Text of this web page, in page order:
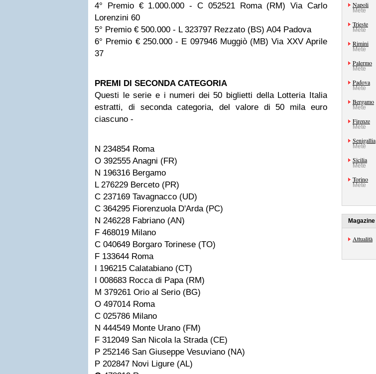
4° Premio € 1.000.000 - C 052521 Roma (RM) Via Carlo
Lorenzini 60
5° Premio € 500.000 - L 323797 Rezzato (BS) A04 Padova
6° Premio € 250.000 - E 097946 Muggiò (MB) Via XXV Aprile
37
PREMI DI SECONDA CATEGORIA
Questi le serie e i numeri dei 50 biglietti della Lotteria Italia
estratti, di seconda categoria, del valore di 50 mila euro
ciascuno -
N 234854 Roma
O 392555 Anagni (FR)
N 196316 Bergamo
L 276229 Berceto (PR)
C 237169 Tavagnacco (UD)
C 364295 Fiorenzuola D'Arda (PC)
N 246228 Fabriano (AN)
F 468019 Milano
C 040649 Borgaro Torinese (TO)
F 133644 Roma
I 196215 Calatabiano (CT)
I 008683 Rocca di Papa (RM)
M 379261 Orio al Serio (BG)
O 497014 Roma
C 025786 Milano
N 444549 Monte Urano (FM)
F 312049 San Nicola la Strada (CE)
P 252146 San Giuseppe Vesuviano (NA)
P 202847 Novi Ligure (AL)
Napoli
Mete
Trieste
Mete
Rimini
Mete
Palermo
Mete
Padova
Mete
Bergamo
Mete
Firenze
Mete
Senigallia
Mete
Sicilia
Mete
Torino
Mete
Magazine
Attualità